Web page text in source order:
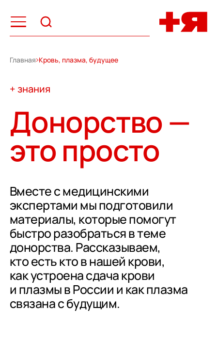
Главная Кровь, плазма, будущее
+ знания
Донорство —
это просто
Вместе с медицинскими
экспертами мы подготовили
материалы, которые помогут
быстро разобраться в теме
донорства. Рассказываем,
кто есть кто в нашей крови,
как устроена сдача крови
и плазмы в России и как плазма
связана с будущим.